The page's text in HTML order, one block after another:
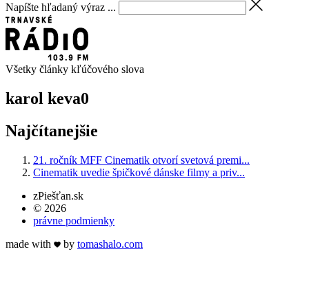
Napíšte hľadaný výraz ...
Všetky články kľúčového slova
karol keva0
Najčítanejšie
21. ročník MFF Cinematik otvorí svetová premi...
Cinematik uvedie špičkové dánske filmy a priv...
zPiešťan.sk
© 2026
právne podmienky
made with
by tomashalo.com